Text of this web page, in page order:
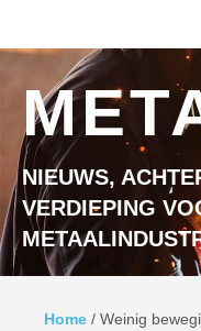
NIEUWS,
VERDIEPING
Home / Weinig